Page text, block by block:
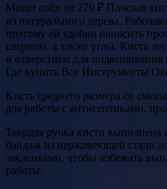
Master color от 270 ₽ Плоская
из натурального дерева.
поэтому ей удобно наносить
ширины, а также углы. Кисть
и отверстием для
Где купить Все Инструменты
Кисть среднего размера со
для работы с антисептиками,
Твердая ручка кисти выполнена
бандаж из нержавеющей стали
заклепками, чтобы избежать
работы.